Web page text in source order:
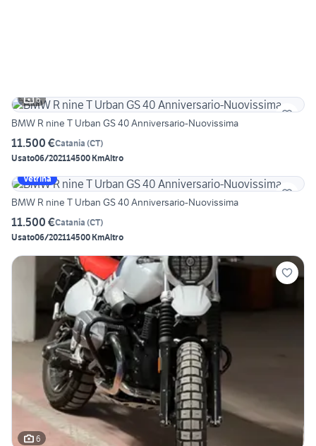
6
BMW R nine T Urban GS 40 Anniversario-Nuovissima
11.500 €Catania (CT)
Usato06/202114500 KmAltro
Vetrina
BMW R nine T Urban GS 40 Anniversario-Nuovissima
11.500 €Catania (CT)
Usato06/202114500 KmAltro
6